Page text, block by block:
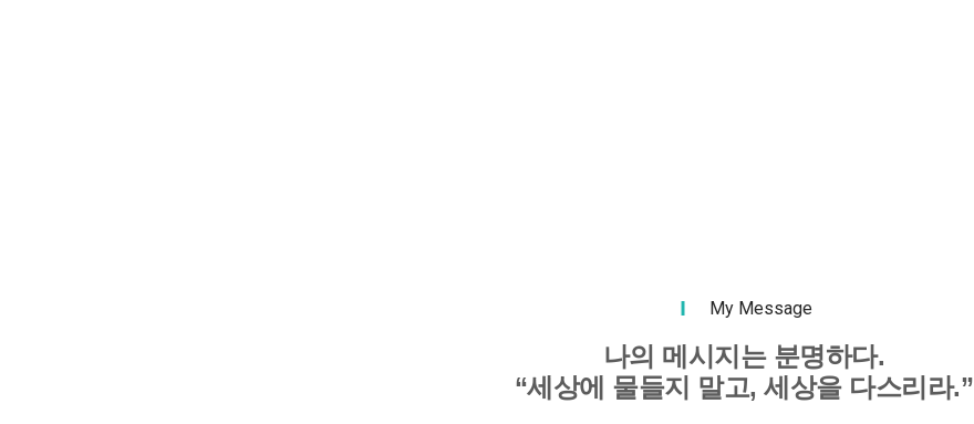
My Message
나의 메시지는 분명하다.
“세상에 물들지 말고, 세상을 다스리라.”